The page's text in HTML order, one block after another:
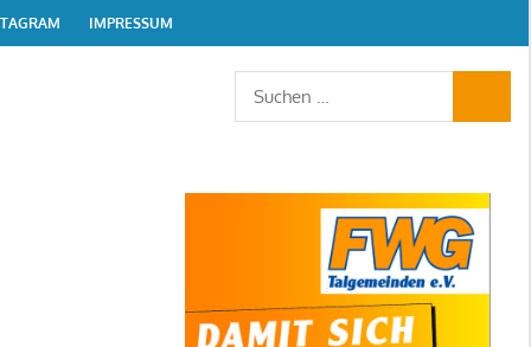
IMPRESSUM
Suchen
nach: